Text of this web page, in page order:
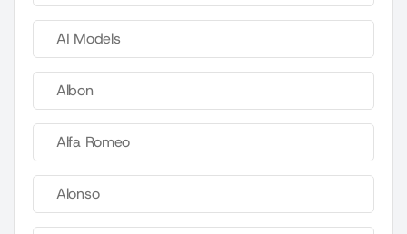
AI Models
Albon
Alfa Romeo
Alonso